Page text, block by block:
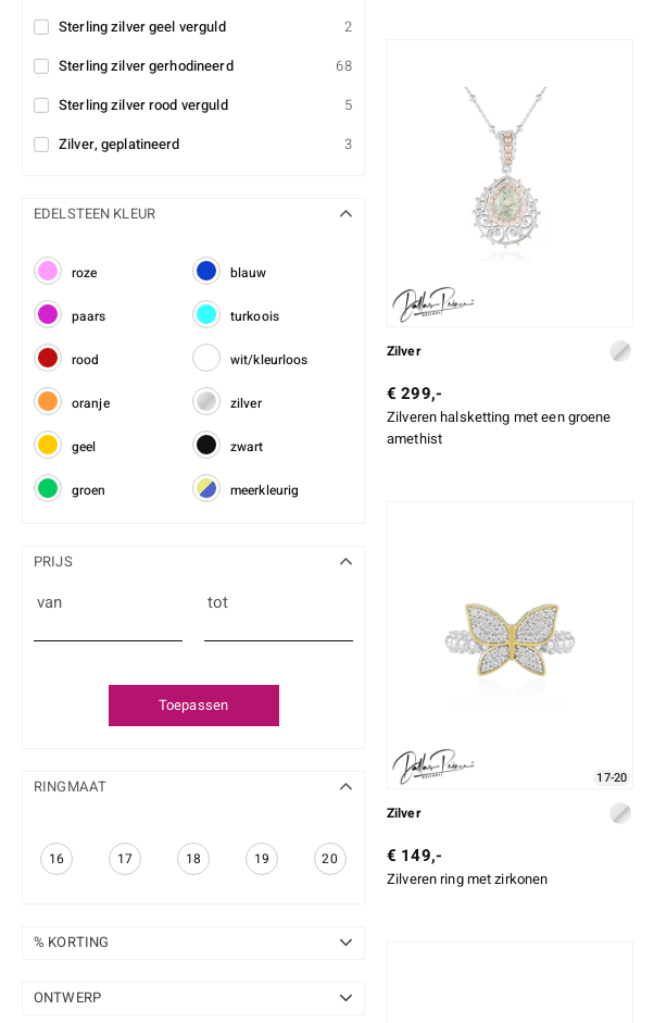
Sterling zilver geel verguld
2
Sterling zilver gerhodineerd
68
Sterling zilver rood verguld
5
Zilver, geplatineerd
3
EDELSTEEN KLEUR
roze
paars
rood
oranje
geel
groen
blauw
turkoois
wit/kleurloos
zilver
zwart
meerkleurig
PRIJS
van tot
Toepassen
RINGMAAT
16 17 18 19 20
% KORTING
10-20 %
19
ONTWERP
Zilver
€ 299,-
Zilveren halsketting met een groene
amethist
17-20
Zilver
€ 149,-
Zilveren ring met zirkonen